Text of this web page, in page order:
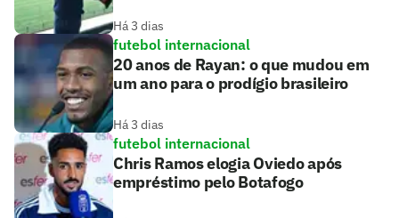
Há 3 dias
futebol internacional
20 anos de Rayan: o que mudou em
um ano para o prodígio brasileiro
Há 3 dias
futebol internacional
Chris Ramos elogia Oviedo após
empréstimo pelo Botafogo